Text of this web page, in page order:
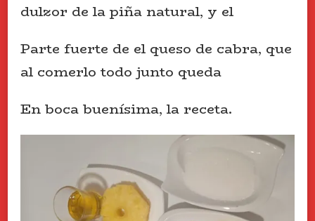
dulzor de la piña natural, y el
Parte fuerte de el queso de cabra, que
al comerlo todo junto queda
En boca buenísima, la receta.